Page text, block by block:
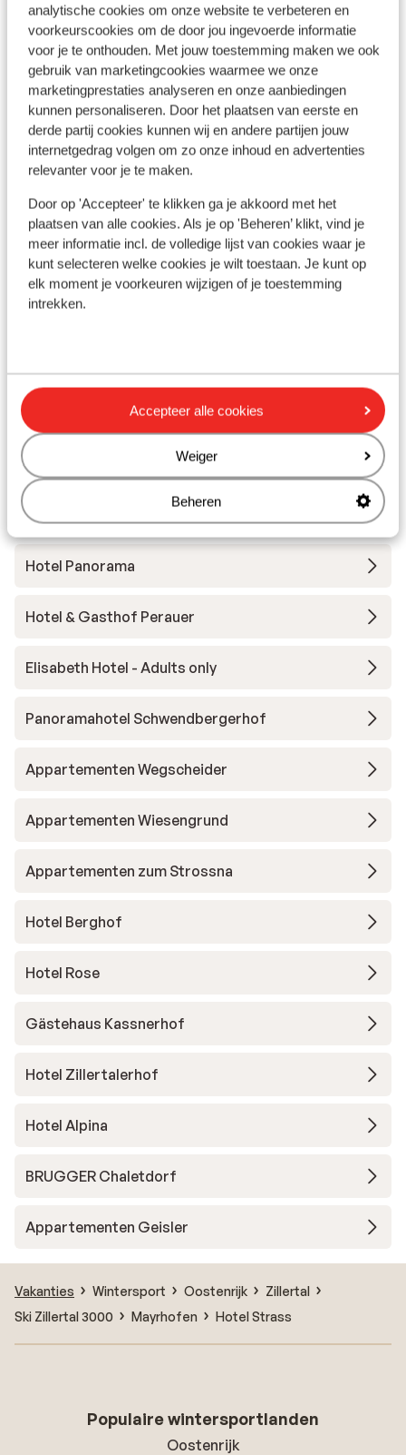
analytische cookies om onze website te verbeteren en
voorkeurscookies om de door jou ingevoerde informatie
voor je te onthouden. Met jouw toestemming maken we ook
gebruik van marketingcookies waarmee we onze
marketingprestaties analyseren en onze aanbiedingen
kunnen personaliseren. Door het plaatsen van eerste en
derde partij cookies kunnen wij en andere partijen jouw
internetgedrag volgen om zo onze inhoud en advertenties
relevanter voor je te maken.
Door op 'Accepteer' te klikken ga je akkoord met het
plaatsen van alle cookies. Als je op 'Beheren’ klikt, vind je
meer informatie incl. de volledige lijst van cookies waar je
kunt selecteren welke cookies je wilt toestaan. Je kunt op
elk moment je voorkeuren wijzigen of je toestemming
intrekken.
Accepteer alle cookies
Weiger
Beheren
Afstanden
In het centrum
Luchthaven innsbruck: 74 km
Skibushalte: 10 m
Skilift: 50 m
Skischool: 50 m
Skipas, -les en verhuur
Skipas
Skimateriaal
Andere accommodaties in Ski Zillertal
3000
BRUGGER Aparthotel
Hotel Panorama
Hotel & Gasthof Perauer
Elisabeth Hotel - Adults only
Panoramahotel Schwendbergerhof
Appartementen Wegscheider
Appartementen Wiesengrund
Appartementen zum Strossna
Hotel Berghof
Hotel Rose
Gästehaus Kassnerhof
Hotel Zillertalerhof
Hotel Alpina
BRUGGER Chaletdorf
Appartementen Geisler
Vakanties Wintersport Oostenrijk
Zillertal
Ski Zillertal 3000
Mayrhofen Hotel Strass
Populaire wintersportlanden
Oostenrijk